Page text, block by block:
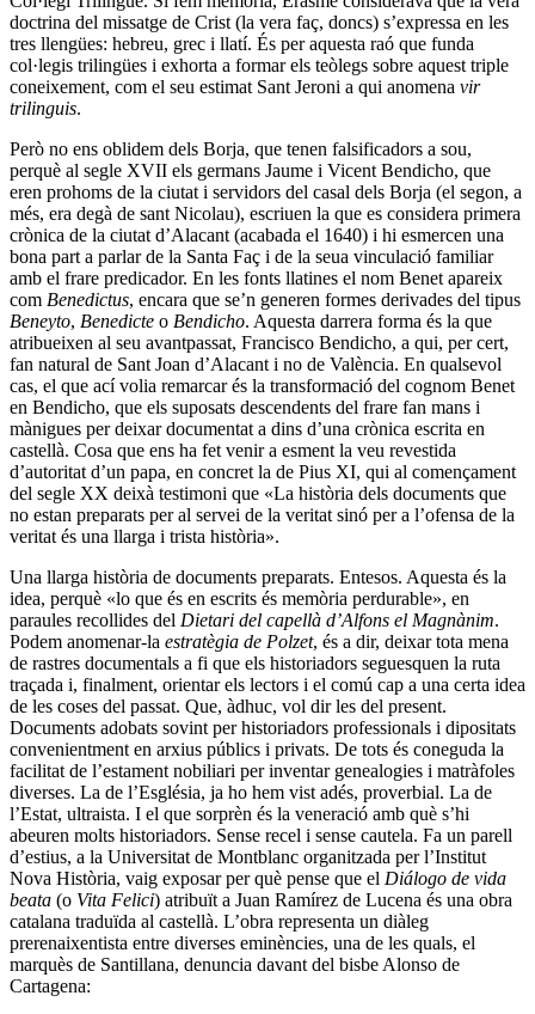
doctrina del missatge de Crist (la vera faç, doncs) s’expressa en les
tres llengües: hebreu, grec i llatí. És per aquesta raó que funda
col·legis trilingües i exhorta a formar els teòlegs sobre aquest triple
coneixement, com el seu estimat Sant Jeroni a qui anomena vir
trilinguis.
Però no ens oblidem dels Borja, que tenen falsificadors a sou,
perquè al segle XVII els germans Jaume i Vicent Bendicho, que
eren prohoms de la ciutat i servidors del casal dels Borja (el segon, a
més, era degà de sant Nicolau), escriuen la que es considera primera
crònica de la ciutat d’Alacant (acabada el 1640) i hi esmercen una
bona part a parlar de la Santa Faç i de la seua vinculació familiar
amb el frare predicador. En les fonts llatines el nom Benet apareix
com Benedictus, encara que se’n generen formes derivades del tipus
Beneyto, Benedicte o Bendicho. Aquesta darrera forma és la que
atribueixen al seu avantpassat, Francisco Bendicho, a qui, per cert,
fan natural de Sant Joan d’Alacant i no de València. En qualsevol
cas, el que ací volia remarcar és la transformació del cognom Benet
en Bendicho, que els suposats descendents del frare fan mans i
mànigues per deixar documentat a dins d’una crònica escrita en
castellà. Cosa que ens ha fet venir a esment la veu revestida
d’autoritat d’un papa, en concret la de Pius XI, qui al començament
del segle XX deixà testimoni que «La història dels documents que
no estan preparats per al servei de la veritat sinó per a l’ofensa de la
veritat és una llarga i trista història».
Una llarga història de documents preparats. Entesos. Aquesta és la
idea, perquè «lo que és en escrits és memòria perdurable», en
paraules recollides del Dietari del capellà d’Alfons el Magnànim.
Podem anomenar-la estratègia de Polzet, és a dir, deixar tota mena
de rastres documentals a fi que els historiadors seguesquen la ruta
traçada i, finalment, orientar els lectors i el comú cap a una certa idea
de les coses del passat. Que, àdhuc, vol dir les del present.
Documents adobats sovint per historiadors professionals i dipositats
convenientment en arxius públics i privats. De tots és coneguda la
facilitat de l’estament nobiliari per inventar genealogies i matràfoles
diverses. La de l’Església, ja ho hem vist adés, proverbial. La de
l’Estat, ultraista. I el que sorprèn és la veneració amb què s’hi
abeuren molts historiadors. Sense recel i sense cautela. Fa un parell
d’estius, a la Universitat de Montblanc organitzada per l’Institut
Nova Història, vaig exposar per què pense que el Diálogo de vida
beata (o Vita Felici) atribuït a Juan Ramírez de Lucena és una obra
catalana traduïda al castellà. L’obra representa un diàleg
prerenaixentista entre diverses eminències, una de les quals, el
marquès de Santillana, denuncia davant del bisbe Alonso de
Cartagena: